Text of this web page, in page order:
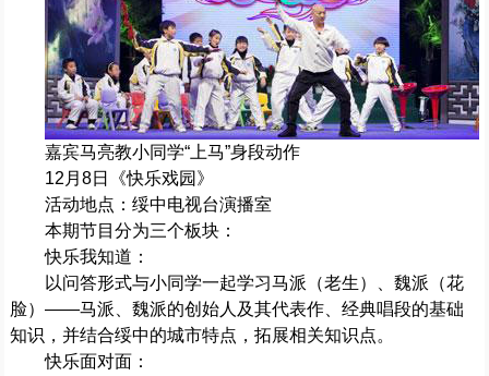
嘉宾马亮教小同学“上马”身段动作
12月8日《快乐戏园》
活动地点：绥中电视台演播室
本期节目分为三个板块：
快乐我知道：
以问答形式与小同学一起学习马派（老生）、魏派（花
脸）——马派、魏派的创始人及其代表作、经典唱段的基础
知识，并结合绥中的城市特点，拓展相关知识点。
快乐面对面：